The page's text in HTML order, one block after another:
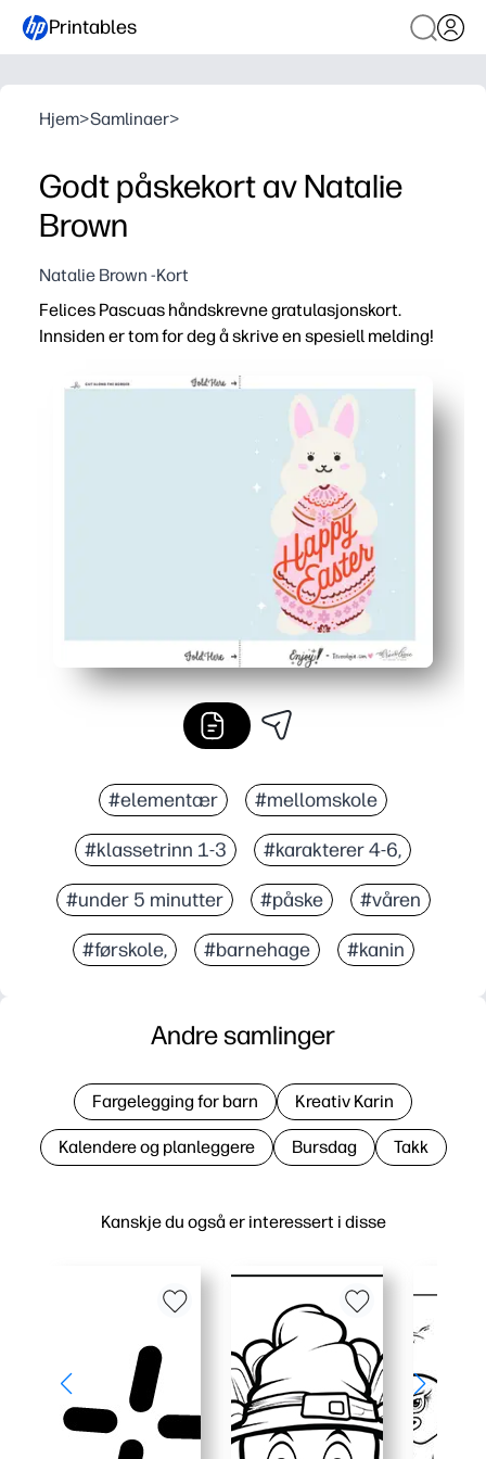
Printables
Hjem>Samlinaer>
Godt påskekort av Natalie
Brown
Natalie Brown -Kort
Felices Pascuas håndskrevne gratulasjonskort.
Innsiden er tom for deg å skrive en spesiell melding!
Du kan skrive ut hjemme på få minutter - bare last ned,
Håndskrevet design ser boutiqueverdig ut - en festlig
Tomt interiør inviterer til personalisering - legg til et
Løsning uten forberedelse for travle dager - del
#elementær #mellomskole
#klassetrinn 1-3 #karakterer 4-6,
#under 5 minutter #påske #våren
#førskole, #barnehage #kanin
Kanskje du også er interessert i disse
Andre samlinger
Fargelegging for barn Kreativ Karin
Kalendere og planleggere Bursdag Takk